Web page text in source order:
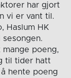
har gjort
vi er vant til.
Haslum HK
poeng,
til tider hatt
hente poeng